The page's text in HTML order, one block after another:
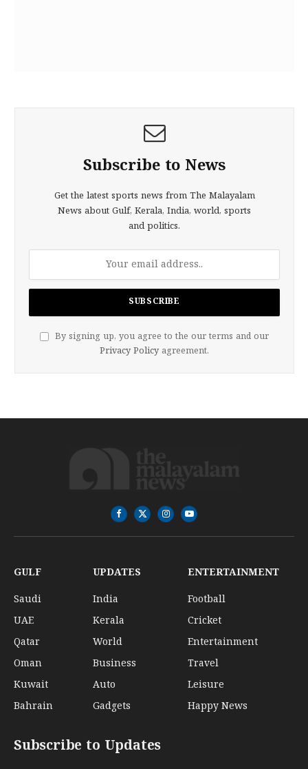
Subscribe to News
Get the latest sports news from The Malayalam
News about Gulf, Kerala, India, world, sports
and politics.
By signing up, you agree to the our terms and our
Privacy Policy agreement.
Facebook
X
(Twitter)
InstagramYouTube
GULF
Saudi
UAE
Qatar
Oman
Kuwait
Bahrain
UPDATES
India
Kerala
World
Business
Auto
Gadgets
ENTERTAINMENT
Football
Cricket
Entertainment
Travel
Leisure
Happy News
Subscribe to Updates